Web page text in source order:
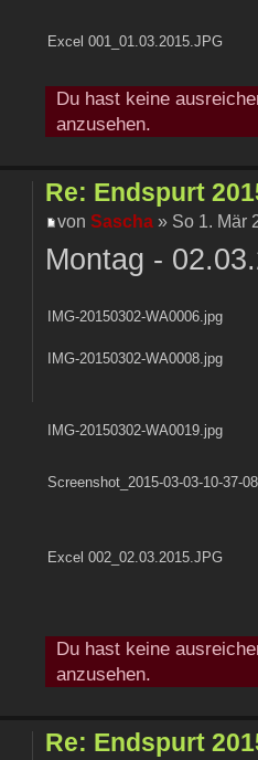
Excel 001_01.03.2015.JPG
Du hast keine
anzusehen.
Re: Endspurt
vonSascha » So 1. Mär
Montag -
IMG-20150302-WA0006.jpg
IMG-20150302-WA0008.jpg
IMG-20150302-WA0019.jpg
Screenshot_2015-03-03-10-37-
Excel 002_02.03.2015.JPG
Du hast keine
anzusehen.
Re: Endspurt